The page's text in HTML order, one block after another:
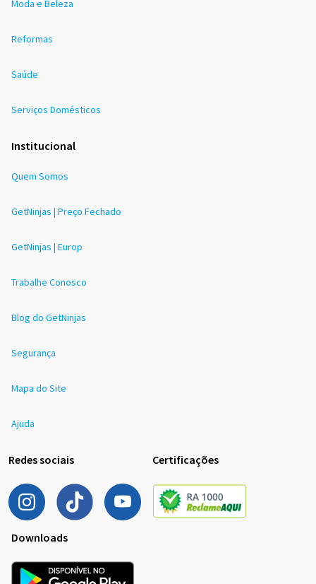
Moda e Beleza
Reformas
Saúde
Serviços Domésticos
Institucional
Quem Somos
GetNinjas | Preço Fechado
GetNinjas | Europ
Trabalhe Conosco
Blog do GetNinjas
Segurança
Mapa do Site
Ajuda
Redes sociais Certificações
Downloads